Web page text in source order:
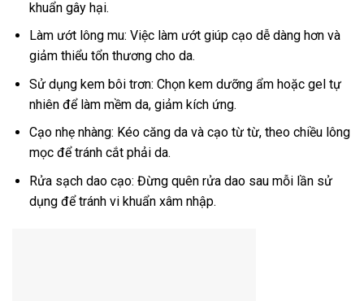
khuẩn gây hại.
Làm ướt lông mu: Việc làm ướt giúp cạo dễ dàng hơn và
giảm thiểu tổn thương cho da.
Sử dụng kem bôi trơn: Chọn kem dưỡng ẩm hoặc gel tự
nhiên để làm mềm da, giảm kích ứng.
Cạo nhẹ nhàng: Kéo căng da và cạo từ từ, theo chiều lông
mọc để tránh cắt phải da.
Rửa sạch dao cạo: Đừng quên rửa dao sau mỗi lần sử
dụng để tránh vi khuẩn xâm nhập.